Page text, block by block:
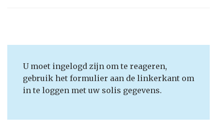
U moet ingelogd zijn om te reageren,
gebruik het formulier aan de linkerkant om
in te loggen met uw solis gegevens.